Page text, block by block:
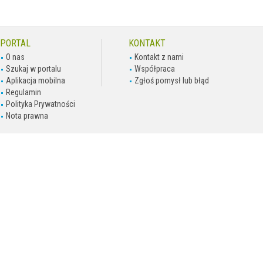
PORTAL
O nas
Szukaj w portalu
Aplikacja mobilna
Regulamin
Polityka Prywatności
Nota prawna
KONTAKT
Kontakt z nami
Współpraca
Zgłoś pomysł lub błąd